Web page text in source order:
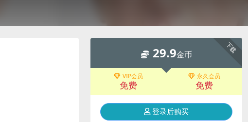
下载
29.9金币
VIP会员
免费
永久会员
免费
登录后购买